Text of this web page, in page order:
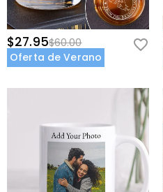
$27.95$60.00
Oferta de Verano